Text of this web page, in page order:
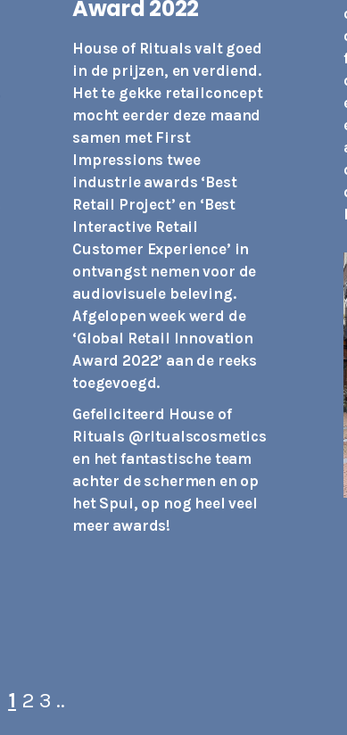
Award 2022
House of Rituals valt goed
in de prijzen, en verdiend.
Het te gekke retailconcept
mocht eerder deze maand
samen met First
Impressions twee
industrie awards ‘Best
Retail Project’ en ‘Best
Interactive Retail
Customer Experience’ in
ontvangst nemen voor de
audiovisuele beleving.
Afgelopen week werd de
‘Global Retail Innovation
Award 2022’ aan de reeks
toegevoegd.
Gefeliciteerd House of
Rituals @ritualscosmetics
en het fantastische team
achter de schermen en op
het Spui, op nog heel veel
meer awards!
1 2 3 ..